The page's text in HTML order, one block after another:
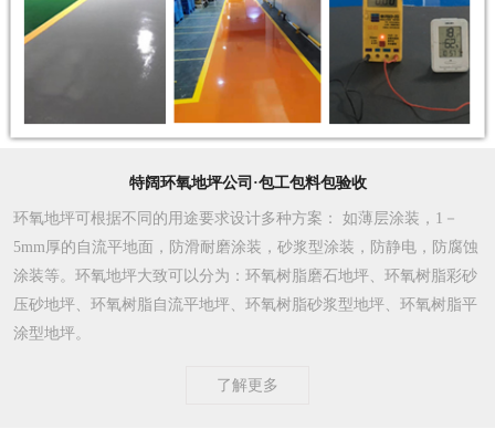
特阔环氧地坪公司·包工包料包验收
环氧地坪可根据不同的用途要求设计多种方案 ： 如薄层涂装，1－
5mm厚的自流平地面，防滑耐磨涂装，砂浆型涂装，防静电，防腐蚀
涂装等。环氧地坪大致可以分为：环氧树脂磨石地坪、环氧树脂彩砂
压砂地坪、环氧树脂自流平地坪、环氧树脂砂浆型地坪、环氧树脂平
涂型地坪。
了解更多